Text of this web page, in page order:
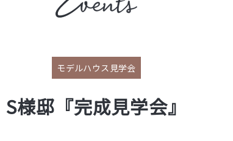
モデルハウス見学会
S様邸『完成見学会』